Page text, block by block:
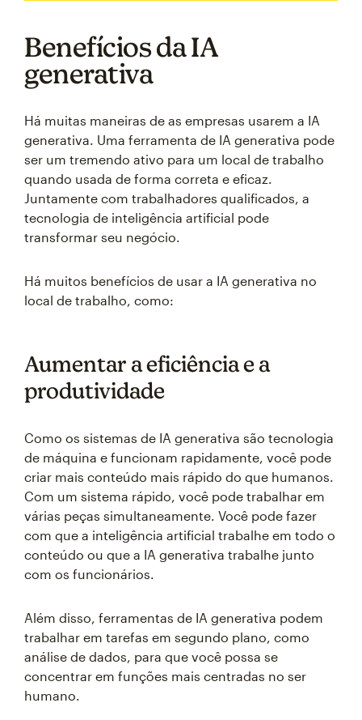
Benefícios da IA
generativa
Há muitas maneiras de as empresas usarem a IA
generativa. Uma ferramenta de IA generativa pode
ser um tremendo ativo para um local de trabalho
quando usada de forma correta e eficaz.
Juntamente com trabalhadores qualificados, a
tecnologia de inteligência artificial pode
transformar seu negócio.
Há muitos benefícios de usar a IA generativa no
local de trabalho, como:
Aumentar a eficiência e a
produtividade
Como os sistemas de IA generativa são tecnologia
de máquina e funcionam rapidamente, você pode
criar mais conteúdo mais rápido do que humanos.
Com um sistema rápido, você pode trabalhar em
várias peças simultaneamente. Você pode fazer
com que a inteligência artificial trabalhe em todo o
conteúdo ou que a IA generativa trabalhe junto
com os funcionários.
Além disso, ferramentas de IA generativa podem
trabalhar em tarefas em segundo plano, como
análise de dados, para que você possa se
concentrar em funções mais centradas no ser
humano.